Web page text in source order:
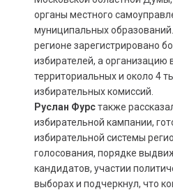
органы местного
муниципальных
регионе зарегистрировано
избирателей, а организацию
территориальных и около 4
избирательных комиссий.
Руслан Фурстакже
избирательной кампании,
избирательной системы
голосования, порядке
кандидатов, участии
выборах и подчеркнул, что